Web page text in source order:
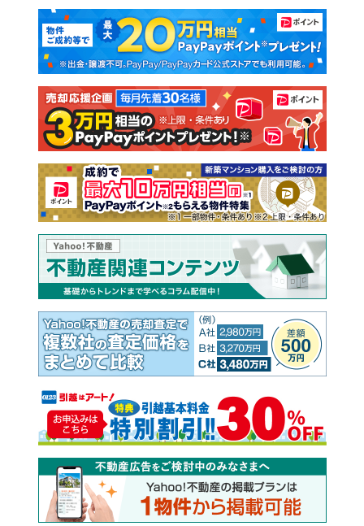
新築マンション 中古マンション
新築一戸建て 中古一戸建て
注文住宅 土地
売却査定
マンションカタログ 教えて！住まいの先生